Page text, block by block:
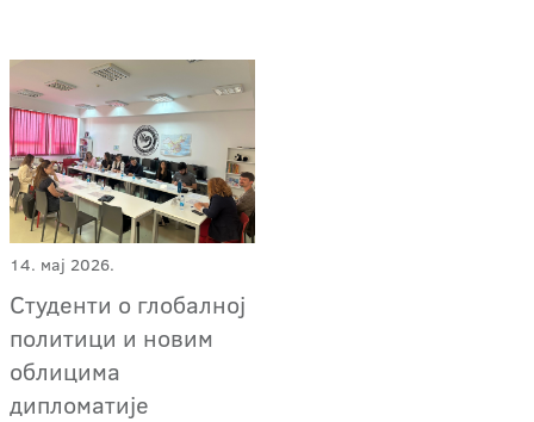
14. мај 2026.
Студенти о глобалној
политици и новим
облицима
дипломатије